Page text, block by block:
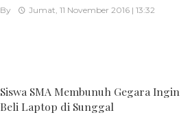
By Jumat, 11 November 2016 | 13:32
Siswa SMA Membunuh Gegara Ingin
Beli Laptop di Sunggal